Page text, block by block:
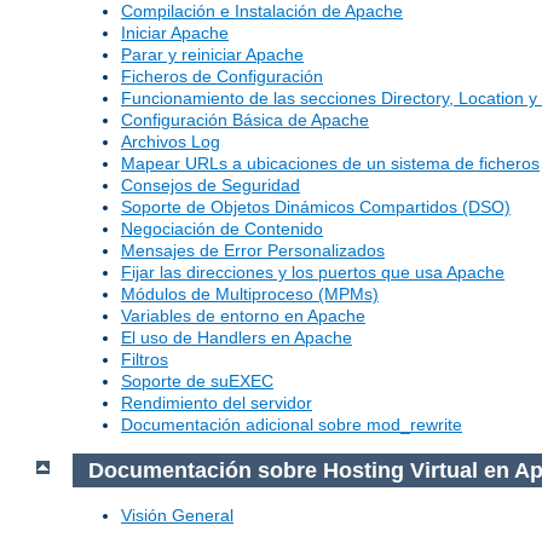
Compilación e Instalación de Apache
Iniciar Apache
Parar y reiniciar Apache
Ficheros de Configuración
Funcionamiento de las secciones Directory, Location y
Configuración Básica de Apache
Archivos Log
Mapear URLs a ubicaciones de un sistema de ficheros
Consejos de Seguridad
Soporte de Objetos Dinámicos Compartidos (DSO)
Negociación de Contenido
Mensajes de Error Personalizados
Fijar las direcciones y los puertos que usa Apache
Módulos de Multiproceso (MPMs)
Variables de entorno en Apache
El uso de Handlers en Apache
Filtros
Soporte de suEXEC
Rendimiento del servidor
Documentación adicional sobre mod_rewrite
Documentación sobre Hosting Virtual en
Visión General